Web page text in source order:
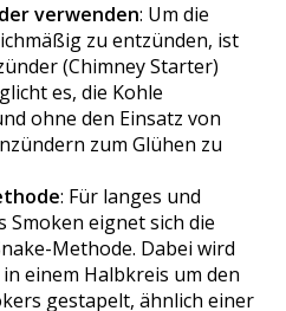
verwenden: Um die
zu entzünden, ist
(Chimney Starter)
es, die Kohle
ohne den Einsatz von
zum Glühen zu
: Für langes und
Smoken eignet sich die
Methode. Dabei wird
einem Halbkreis um den
gestapelt, ähnlich einer